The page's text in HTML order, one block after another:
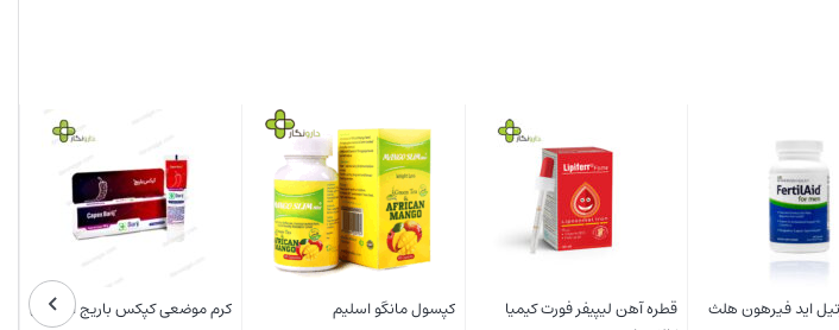
کپکس باریج اسانس قرص کارتیژن فورت نیچرز اونلی
ویتامین سی و زینک 10 میلی گرم
فروفورت انرژی